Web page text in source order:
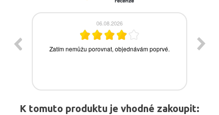
K tomuto produktu je vhodné zakoupit: